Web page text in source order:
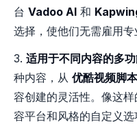
台 Vadoo AI 和
选择，使他们无需雇用专
3. 适用于不同内容的多
种内容，从 优酷视频脚本
容创建的灵活性。像这
容平台和风格的自定义选